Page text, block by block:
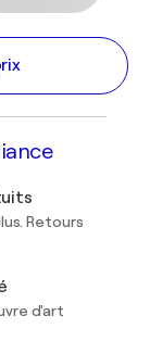
Retours
d'art